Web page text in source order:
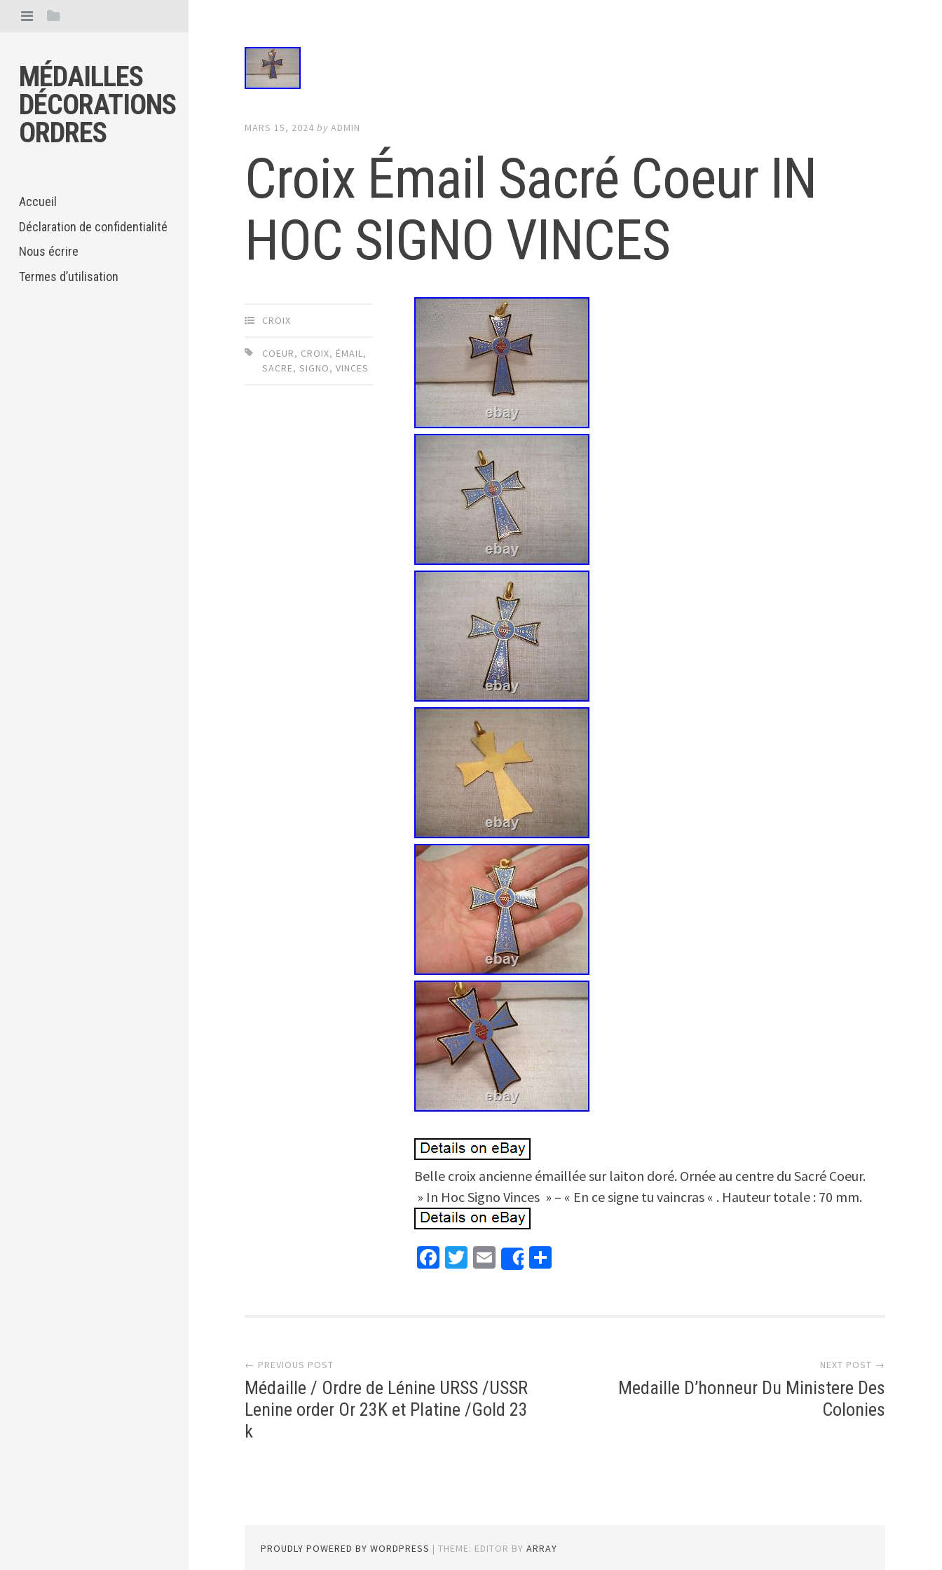
MÉDAILLES
DÉCORATIONS
ORDRES
Accueil
Déclaration de confidentialité
Nous écrire
Termes d’utilisation
MARS 15, 2024 byADMIN
Croix Émail Sacré Coeur IN
HOC SIGNO VINCES
CROIX
COEUR, CROIX, ÉMAIL,
SACRE,SIGNO,VINCES
Belle croix ancienne émaillée sur laiton doré. Ornée au centre du Sacré Coeur.
» In Hoc Signo Vinces » – « En ce signe tu vaincras « . Hauteur totale : 70 mm.
Facebook
Twitter
EmailShare
← PREVIOUS POST
Médaille / Ordre de Lénine URSS /USSR
Lenine order Or 23K et Platine /Gold 23
k
NEXT POST →
Medaille D’honneur Du Ministere Des
Colonies
PROUDLY POWERED BY WORDPRESS |THEME: EDITOR BYARRAY